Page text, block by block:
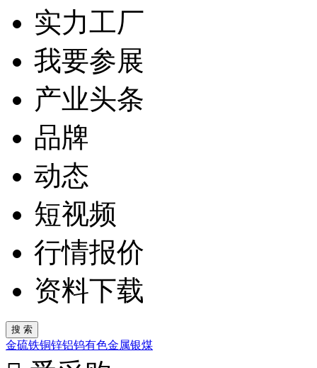
实力工厂
我要参展
产业头条
品牌
动态
短视频
行情报价
资料下载
金硫铁铜锌铝钨有色金属银煤